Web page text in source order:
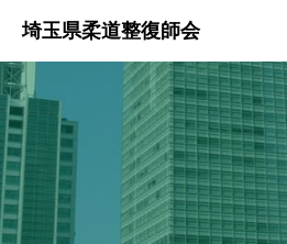
本会のご紹介
情報公開